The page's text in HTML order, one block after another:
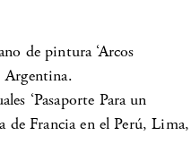
de pintura ‘Arcos
Argentina.
‘Pasaporte Para un
de Francia en el Perú, Lima,